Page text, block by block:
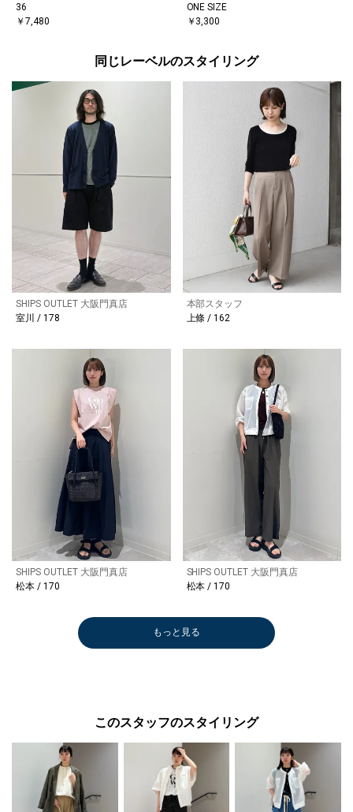
36
￥7,480
ONE SIZE
￥3,300
同じレーベルのスタイリング
SHIPS OUTLET 大阪門真店
室川 / 178
本部スタッフ
上條 / 162
SHIPS OUTLET 大阪門真店
松本 / 170
SHIPS OUTLET 大阪門真店
松本 / 170
もっと見る
このスタッフのスタイリング